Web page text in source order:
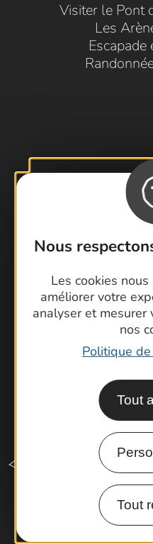
Nous
Les cookies
améliorer votre
analyser et mesurer
nos
Politique
Tout
Tout
Visiter le Pont
Les
Escapade